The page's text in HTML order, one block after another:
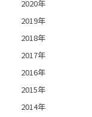
2020年
2019年
2018年
2017年
2016年
2015年
2014年